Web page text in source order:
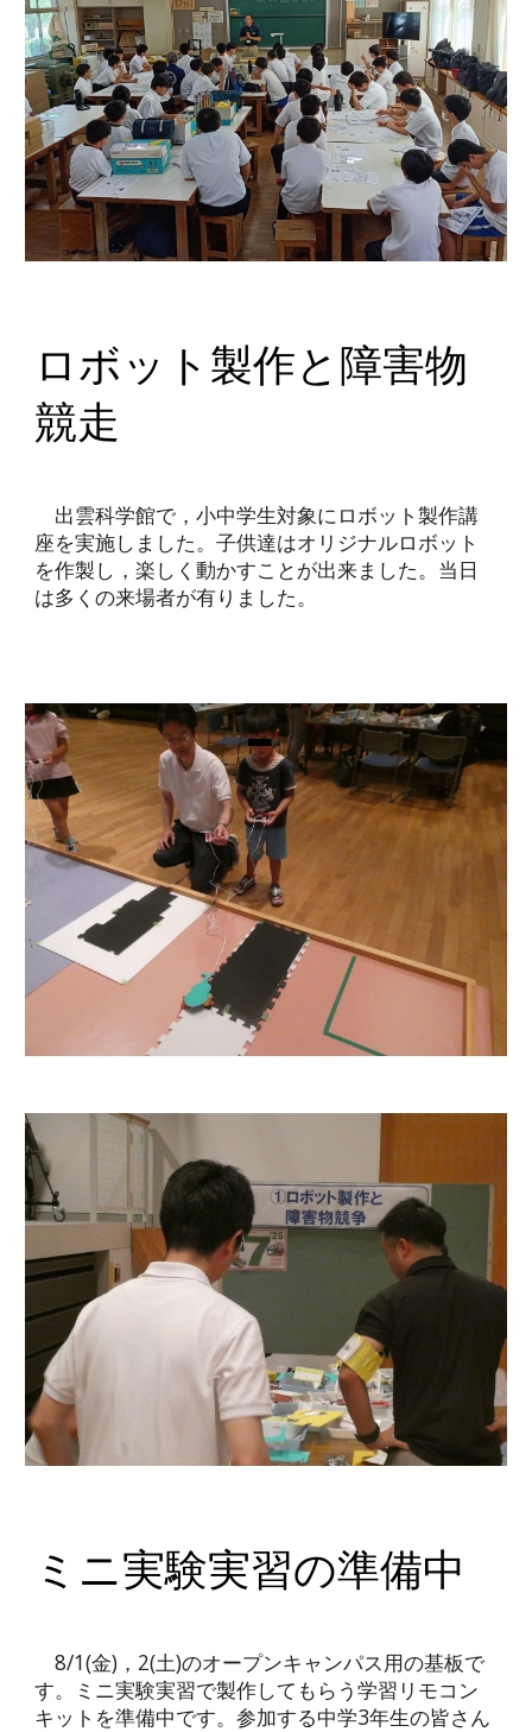
ロボット製作と障害物
競走
出雲科学館で，小中学生対象にロボット製作講
座を実施しました。子供達はオリジナルロボット
を作製し，楽しく動かすことが出来ました。当日
は多くの来場者が有りました。
ミニ実験実習の準備中
8/1(金)，2(土)のオープンキャンパス用の基板で
す。ミニ実験実習で製作してもらう学習リモコン
キットを準備中です。参加する中学3年生の皆さん